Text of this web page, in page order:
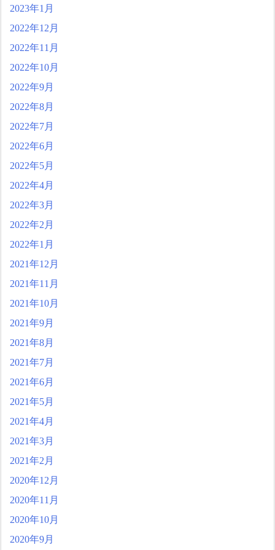
2023年1月
2022年12月
2022年11月
2022年10月
2022年9月
2022年8月
2022年7月
2022年6月
2022年5月
2022年4月
2022年3月
2022年2月
2022年1月
2021年12月
2021年11月
2021年10月
2021年9月
2021年8月
2021年7月
2021年6月
2021年5月
2021年4月
2021年3月
2021年2月
2020年12月
2020年11月
2020年10月
2020年9月